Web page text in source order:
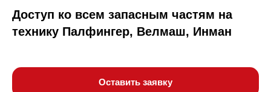
Доступ ко всем запасным частям на
технику Палфингер, Велмаш, Инман
Оставить заявку